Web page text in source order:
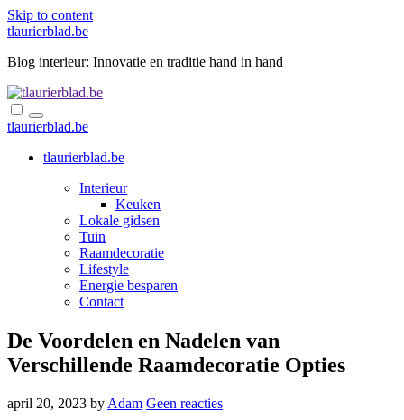
Skip to content
tlaurierblad.be
Blog interieur: Innovatie en traditie hand in hand
tlaurierblad.be
tlaurierblad.be
Interieur
Keuken
Lokale gidsen
Tuin
Raamdecoratie
Lifestyle
Energie besparen
Contact
De Voordelen en Nadelen van
Verschillende Raamdecoratie Opties
april 20, 2023 by Adam Geen reacties